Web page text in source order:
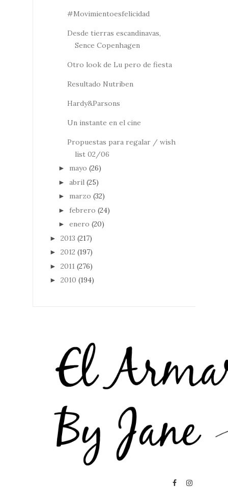
#Movimientoesfelicidad
Desde tierras escandinavas,
Sence Copenhagen
Otro look de Lu pero de fiesta
Resultado Nutriben
Hardy&Parsons
Un instante en el cine
Propuestas para regalar / wish
list 02/06
► mayo (26)
► abril (25)
► marzo (32)
► febrero (24)
► enero (20)
► 2013 (217)
► 2012 (197)
► 2011 (276)
► 2010 (194)